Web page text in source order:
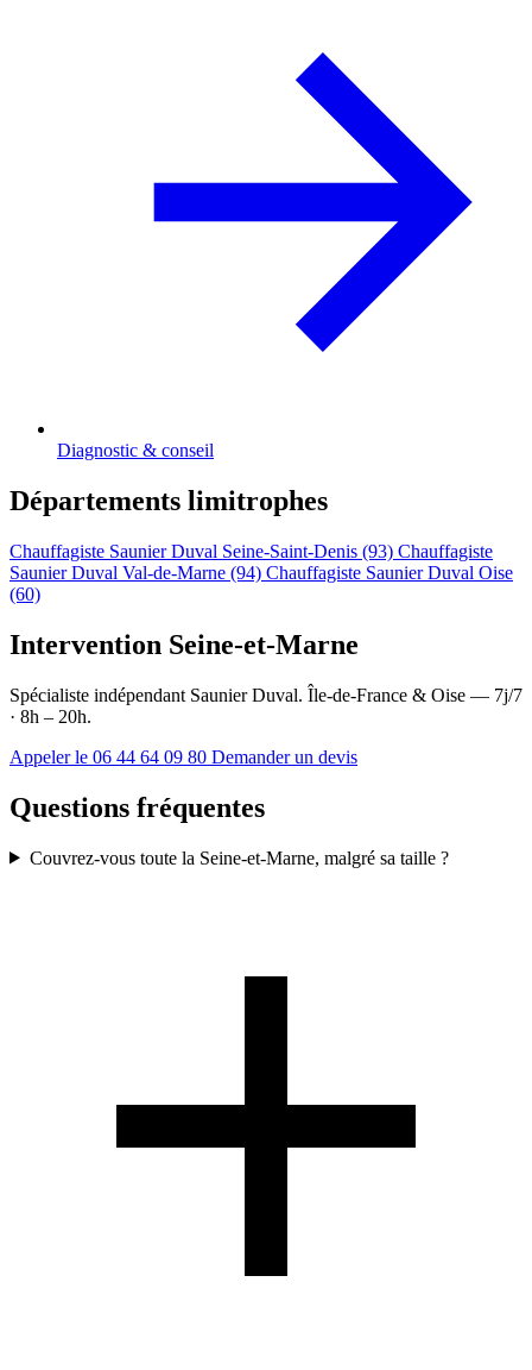
Diagnostic & conseil
Départements limitrophes
Chauffagiste Saunier Duval Seine-Saint-Denis (93) Chauffagiste
Saunier Duval Val-de-Marne (94) Chauffagiste Saunier Duval Oise
(60)
Intervention Seine-et-Marne
Spécialiste indépendant Saunier Duval. Île-de-France & Oise — 7j/7
· 8h – 20h.
Appeler le 06 44 64 09 80 Demander un devis
Questions fréquentes
Couvrez-vous toute la Seine-et-Marne, malgré sa taille ?